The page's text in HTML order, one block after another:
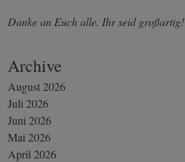
Danke an Euch alle. Ihr seid großartig!
Archive
August 2026
Juli 2026
Juni 2026
Mai 2026
April 2026